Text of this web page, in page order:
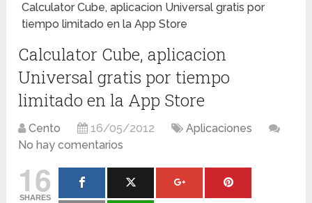
Calculator Cube, aplicacion Universal gratis por
tiempo limitado en la App Store
Calculator Cube, aplicacion
Universal gratis por tiempo
limitado en la App Store
Cento 16/05/2012
Aplicaciones
No hay comentarios
16
SHARES